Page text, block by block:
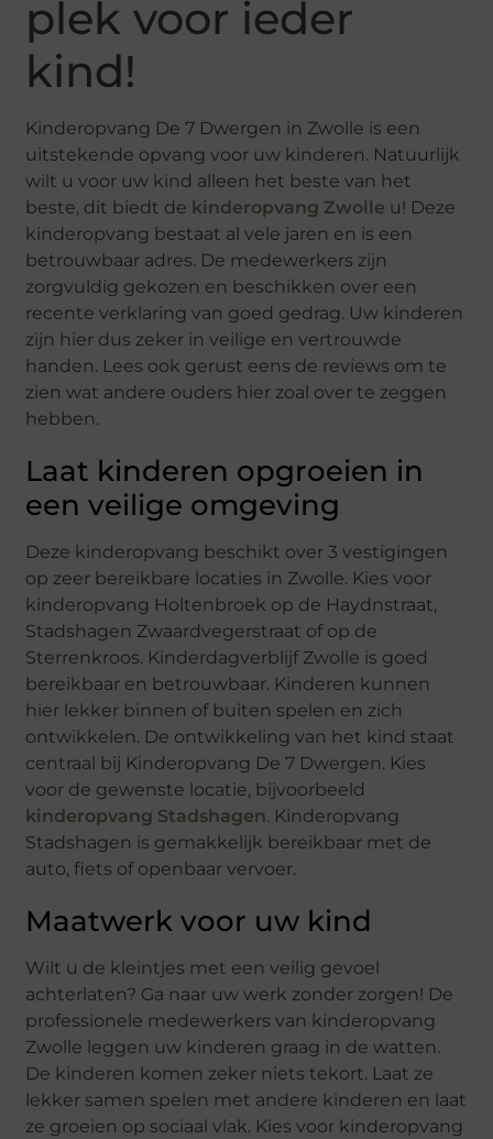
plek voor ieder
kind!
Kinderopvang De 7 Dwergen in Zwolle is een
uitstekende opvang voor uw kinderen. Natuurlijk
wilt u voor uw kind alleen het beste van het
beste, dit biedt de kinderopvang Zwolle u! Deze
kinderopvang bestaat al vele jaren en is een
betrouwbaar adres. De medewerkers zijn
zorgvuldig gekozen en beschikken over een
recente verklaring van goed gedrag. Uw kinderen
zijn hier dus zeker in veilige en vertrouwde
handen. Lees ook gerust eens de reviews om te
zien wat andere ouders hier zoal over te zeggen
hebben.
Laat kinderen opgroeien in
een veilige omgeving
Deze kinderopvang beschikt over 3 vestigingen
op zeer bereikbare locaties in Zwolle. Kies voor
kinderopvang Holtenbroek op de Haydnstraat,
Stadshagen Zwaardvegerstraat of op de
Sterrenkroos. Kinderdagverblijf Zwolle is goed
bereikbaar en betrouwbaar. Kinderen kunnen
hier lekker binnen of buiten spelen en zich
ontwikkelen. De ontwikkeling van het kind staat
centraal bij Kinderopvang De 7 Dwergen. Kies
voor de gewenste locatie, bijvoorbeeld
kinderopvang Stadshagen. Kinderopvang
Stadshagen is gemakkelijk bereikbaar met de
auto, fiets of openbaar vervoer.
Maatwerk voor uw kind
Wilt u de kleintjes met een veilig gevoel
achterlaten? Ga naar uw werk zonder zorgen! De
professionele medewerkers van kinderopvang
Zwolle leggen uw kinderen graag in de watten.
De kinderen komen zeker niets tekort. Laat ze
lekker samen spelen met andere kinderen en laat
ze groeien op sociaal vlak. Kies voor kinderopvang